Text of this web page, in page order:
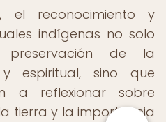
el reconocimiento y
indígenas no solo
de la
espiritual, sino que
a reflexionar sobre
tierra y la importancia